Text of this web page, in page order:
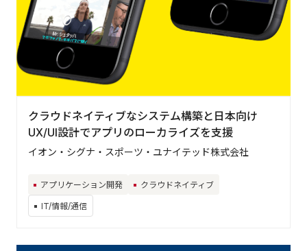
クラウドネイティブなシステム構築と日本向け
UX/UI設計でアプリのローカライズを支援
イオン・シグナ・スポーツ・ユナイテッド株式会社
アプリケーション開発 クラウドネイティブ
IT/情報/通信